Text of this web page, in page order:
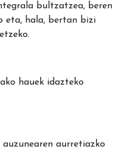
bultzatzea, beren
eta, hala, bertan bizi
hauek idazteko
auzunearen aurretiazko